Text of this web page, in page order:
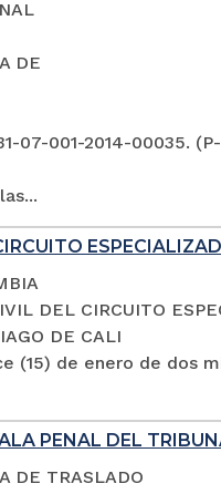
DE
07-001-2014-00035.
DEL CIRCUITO
DE CALI
(15) de enero de dos
PENAL DEL
DE TRASLADO